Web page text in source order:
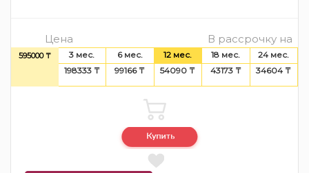
Цена В рассрочку на
595000 ₸ 3 мес. 6 мес. 12 мес. 18 мес.
24 мес.
198333 ₸
99166 ₸ 54090 ₸ 43173 ₸ 34604 ₸